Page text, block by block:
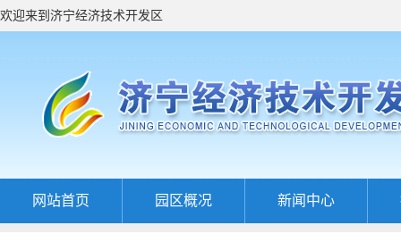
欢迎来到济宁经济技术开发区
网站首页 园区概况 新闻中心